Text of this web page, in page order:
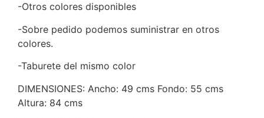
-Otros colores disponibles
-Sobre pedido podemos suministrar en otros
colores.
-Taburete del mismo color
DIMENSIONES: Ancho: 49 cms Fondo: 55 cms
Altura: 84 cms